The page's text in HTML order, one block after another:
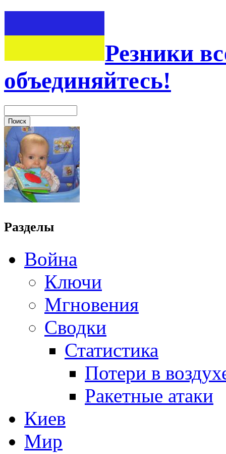
Резники
объединяйтесь!
Разделы
Война
Ключи
Мгновения
Сводки
Статистика
Потери в
Ракетные атаки
Киев
Мир